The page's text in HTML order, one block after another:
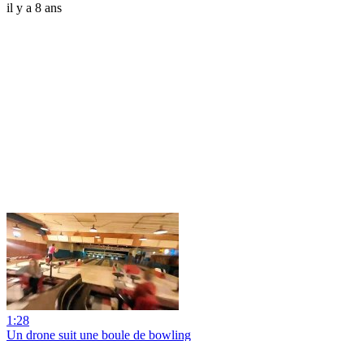
il y a 8 ans
1:28
Un drone suit une boule de bowling